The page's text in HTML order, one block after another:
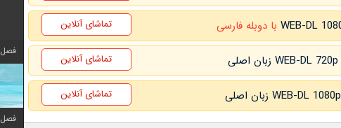
با دوبله فارسی تماشای آنلاین
تماشای آنلاین
تماشای آنلاین
فصل 1 قسمت 10 اضافه شد
فصل 1 قسمت 10 اضافه شد